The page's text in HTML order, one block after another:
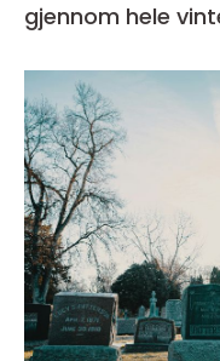
gjennom hele